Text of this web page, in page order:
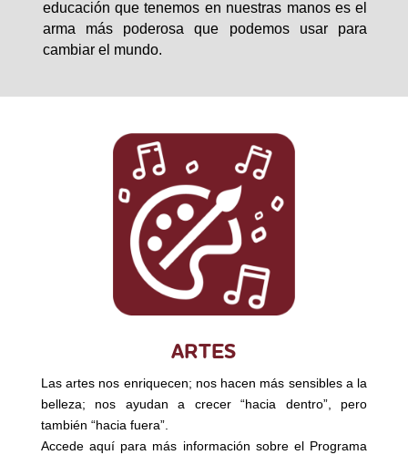
educación que tenemos en nuestras manos es el
arma más poderosa que podemos usar para
cambiar el mundo.
ARTES
Las artes nos enriquecen; nos hacen más sensibles a la
belleza; nos ayudan a crecer “hacia dentro”, pero
también “hacia fuera”.
Accede aquí para más información sobre el Programa